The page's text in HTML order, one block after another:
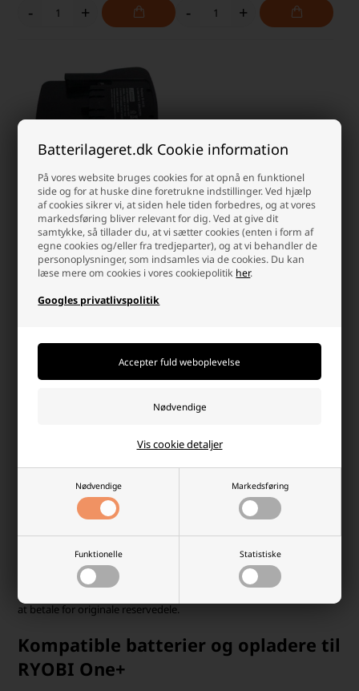
Batterilageret.dk Cookie information
På vores website bruges cookies for at opnå en funktionel
side og for at huske dine foretrukne indstillinger. Ved hjælp
af cookies sikrer vi, at siden hele tiden forbedres, og at vores
markedsføring bliver relevant for dig. Ved at give dit
samtykke, så tillader du, at vi sætter cookies (enten i form af
egne cookies og/eller fra tredjeparter), og at vi behandler de
personoplysninger, som indsamles via de cookies. Du kan
læse mere om cookies i vores cookiepolitik her.
Googles privatlivspolitik
Nødvendige Markedsføring
Funktionelle Statistiske
Vis cookie detaljer
- + - +
Ryobi Batteri 14,4 Volt til B-
1415L, B-1425L, B-1430L 1,5Ah
(kompatibelt)
339,95 DKK
På lager
RYOBI – batteridrevet værktøj til
RYOBI er blandt verdens største producenter af batteridrevet
elværktøj og havemaskiner og vælges af både husejere,
håndværkere og prisbevidste forbrugere. Mærket er især kendt for
RYOBI One+-platformen, hvor ét batterisystem kan anvendes på
tværs af mange maskiner – fra boremaskiner til plæneklippere og
hækkeklippere.
Hos os fokuserer vi på kompatible batterier og opladere, der er
udviklet til at fungere sammen med RYOBI-maskiner. Det giver dig
fleksibilitet og mulighed for at holde dine maskiner kørende uden
at betale for originale reservedele.
Kompatible batterier og opladere til
RYOBI One+